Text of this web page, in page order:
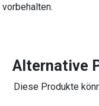
vorbehalten.
Alternative
Diese Produkte